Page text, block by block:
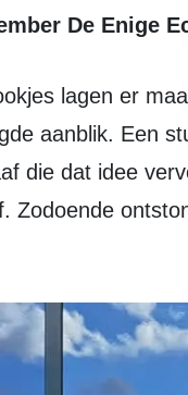
De Enige
aanblik. Een
die dat idee
Zodoende